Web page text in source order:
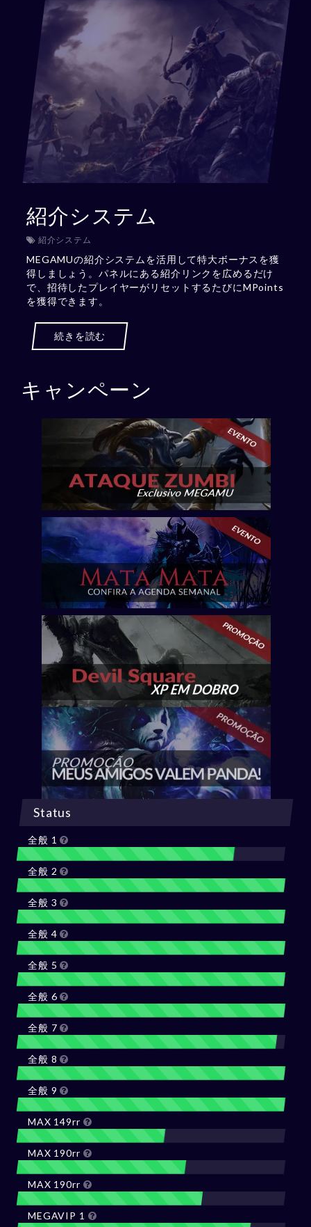
紹介システム
紹介システム
MEGAMUの紹介システムを活用して特大ボーナスを獲
得しましょう。パネルにある紹介リンクを広めるだけ
で、招待したプレイヤーがリセットするたびにMPoints
を獲得できます。
続きを読む
キャンペーン
Status
全般 1
全般 2
全般 3
全般 4
全般 5
全般 6
全般 7
全般 8
全般 9
MAX 149rr
MAX 190rr
MAX 190rr
MEGAVIP 1